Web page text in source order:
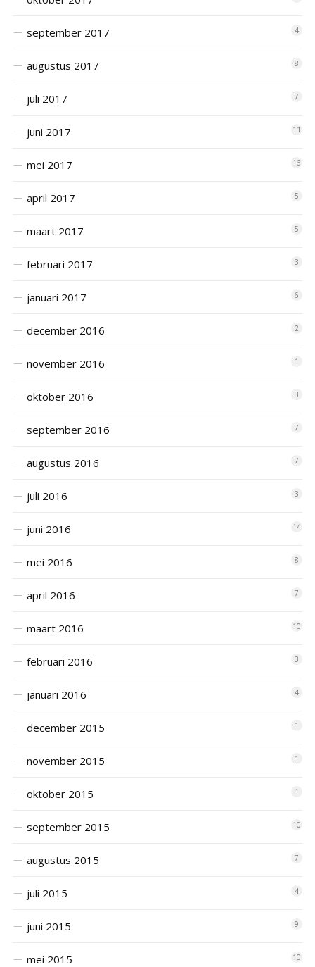
september 2017 4
augustus 2017 8
juli 2017 7
juni 2017 11
mei 2017 16
april 2017 5
maart 2017 5
februari 2017 3
januari 2017 6
december 2016 2
november 2016 1
oktober 2016 3
september 2016 7
augustus 2016 7
juli 2016 3
juni 2016 14
mei 2016 8
april 2016 7
maart 2016 10
februari 2016 3
januari 2016 4
december 2015 1
november 2015 1
oktober 2015 1
september 2015 10
augustus 2015 7
juli 2015 4
juni 2015 9
mei 2015 10